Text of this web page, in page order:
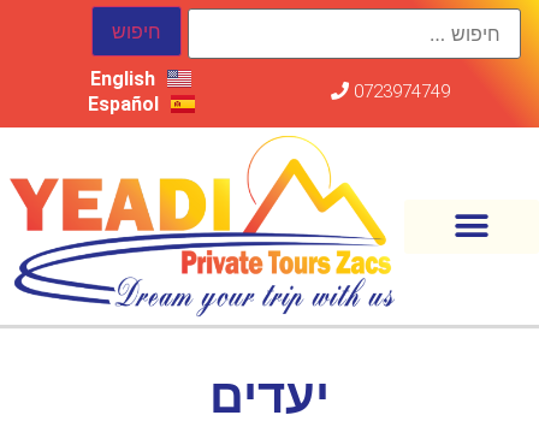
0723974749
English
Español
יעדים